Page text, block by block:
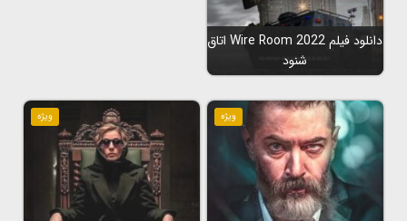
دانلود فیلم Wire Room 2022 اتاق
شنود
ویژه ویژه